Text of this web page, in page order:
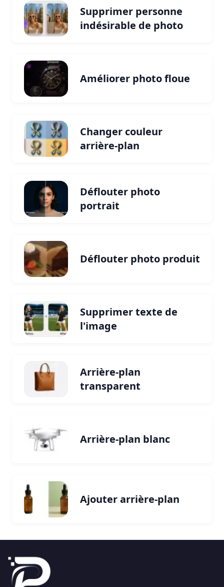
Supprimer personne
indésirable de photo
Améliorer photo floue
Changer couleur
arrière-plan
Déflouter photo
portrait
Déflouter photo produit
Supprimer texte de
l'image
Arrière-plan
transparent
Arrière-plan blanc
Ajouter arrière-plan